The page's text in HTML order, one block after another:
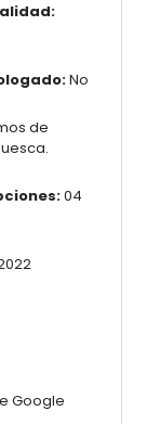
No
de
04
Google